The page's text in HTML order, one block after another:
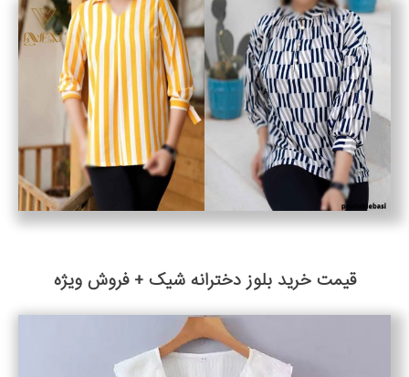
قیمت خرید بلوز دخترانه شیک + فروش ویژه